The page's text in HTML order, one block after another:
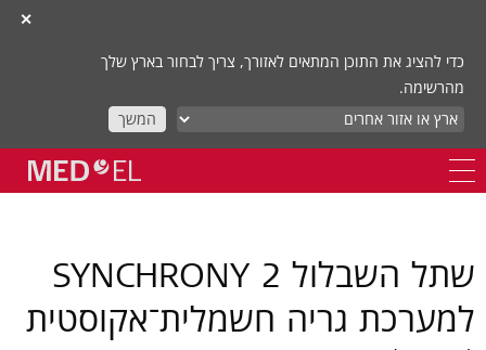
✕
כדי להציג את התוכן המתאים לאזורך, צריך לבחור בארץ שלך
מהרשימה.
המשך
שתל השבלול SYNCHRONY 2
למערכת גריה חשמלית־אקוסטית